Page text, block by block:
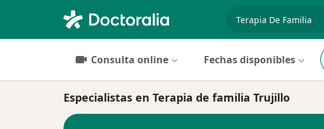
Consulta online Fechas disponibles
Especialistas en Terapia de familia Trujillo